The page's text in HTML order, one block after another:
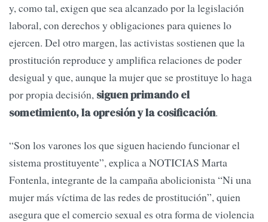
y, como tal, exigen que sea alcanzado por la legislación
laboral, con derechos y obligaciones para quienes lo
ejercen. Del otro margen, las activistas sostienen que la
prostitución reproduce y amplifica relaciones de poder
desigual y que, aunque la mujer que se prostituye lo haga
por propia decisión, siguen primando el
sometimiento, la opresión y la cosificación.
“Son los varones los que siguen haciendo funcionar el
sistema prostituyente”, explica a NOTICIAS Marta
Fontenla, integrante de la campaña abolicionista “Ni una
mujer más víctima de las redes de prostitución”, quien
asegura que el comercio sexual es otra forma de violencia